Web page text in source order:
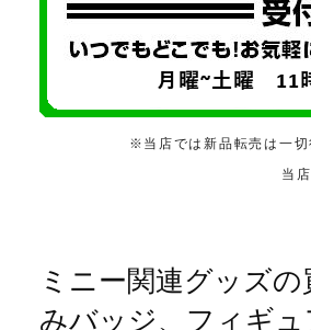
※当店では新品転売は一切
当
ミニー関連グッズ
みバッジ、フィギ